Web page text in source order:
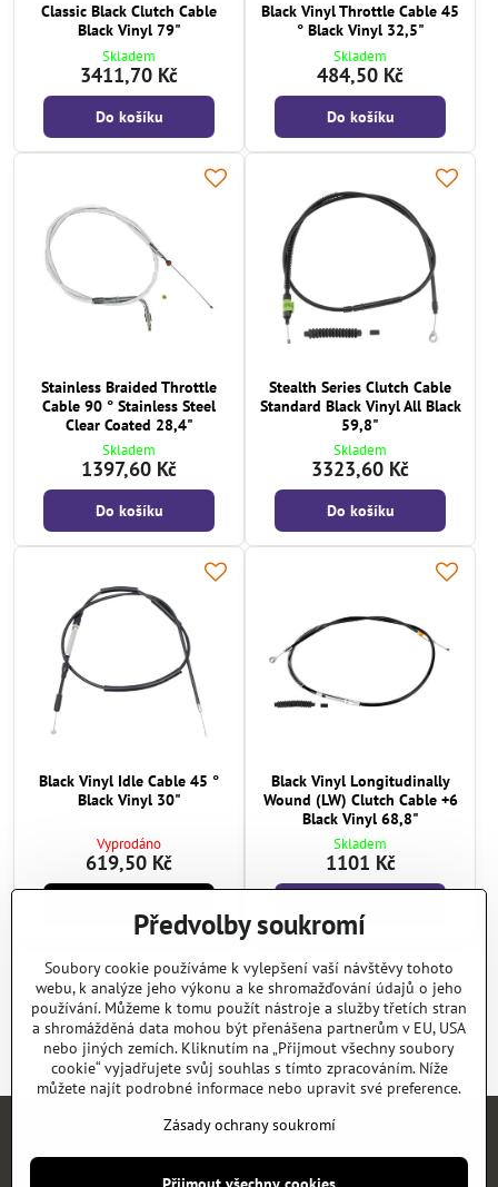
Classic Black Clutch Cable
Black Vinyl 79"
Skladem
3411,70 Kč
Do košíku
Black Vinyl Throttle Cable 45
° Black Vinyl 32,5"
Skladem
484,50 Kč
Do košíku
Stainless Braided Throttle
Cable 90 ° Stainless Steel
Clear Coated 28,4"
Skladem
1397,60 Kč
Do košíku
Stealth Series Clutch Cable
Standard Black Vinyl All Black
59,8"
Skladem
3323,60 Kč
Do košíku
Black Vinyl Idle Cable 45 °
Black Vinyl 30"
Vyprodáno
619,50 Kč
Black Vinyl Longitudinally
Wound (LW) Clutch Cable +6
Black Vinyl 68,8"
Skladem
1101 Kč
Další produkty
1 2 24
KATALOGY NEWS
Předvolby soukromí
Soubory cookie používáme k vylepšení vaší návštěvy tohoto
webu, k analýze jeho výkonu a ke shromažďování údajů o jeho
používání. Můžeme k tomu použít nástroje a služby třetích stran
a shromážděná data mohou být přenášena partnerům v EU, USA
nebo jiných zemích. Kliknutím na „Přijmout všechny soubory
cookie“ vyjadřujete svůj souhlas s tímto zpracováním. Níže
můžete najít podrobné informace nebo upravit své preference.
Zásady ochrany soukromí